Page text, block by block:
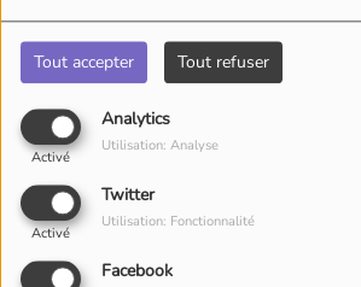
Tout accepter Tout refuser
Analytics
Activé
Utilisation: Analyse
Twitter
Activé
Utilisation: Fonctionnalité
Facebook
CONTINUO!